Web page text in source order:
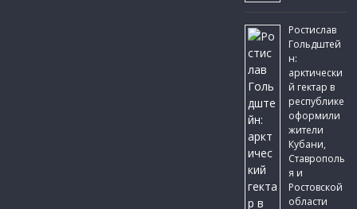
Ростислав
Гольдштей
н:
арктически
й гектар в
республике
оформили
жители
Кубани,
Ставрополь
я и
Ростовской
области